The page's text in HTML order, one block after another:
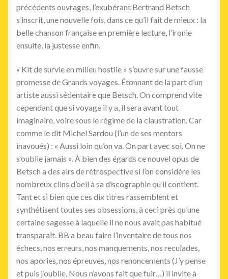
précédents ouvrages, l’exubérant Bertrand Betsch
s’inscrit, une nouvelle fois, dans ce qu’il fait de mieux : la
belle chanson française en première lecture, l’ironie
ensuite, la justesse enfin.
« Kit de survie en milieu hostile » s’ouvre sur une fausse
promesse de Grands voyages. Étonnant de la part d’un
artiste aussi sédentaire que Betsch. On comprend vite
cependant que si voyage il y a, il sera avant tout
imaginaire, voire sous le régime de la claustration. Car
comme le dit Michel Sardou (l’un de ses mentors
inavoués) : « Aussi loin qu’on va. On part avec soi. On ne
s’oublie jamais ». À bien des égards ce nouvel opus de
Betsch a des airs de rétrospective si l’on considère les
nombreux clins d’oeil à sa discographie qu’il contient.
Tant et si bien que ces dix titres rassemblent et
synthétisent toutes ses obsessions, à ceci près qu’une
certaine sagesse à laquelle il ne nous avait pas habitué
transparaît. BB a beau faire l’inventaire de tous nos
échecs, nos erreurs, nos manquements, nos reculades,
nos apories, nos épreuves, nos renoncements (J’y pense
et puis j’oublie, Nous n’avons fait que fuir…) il invite à